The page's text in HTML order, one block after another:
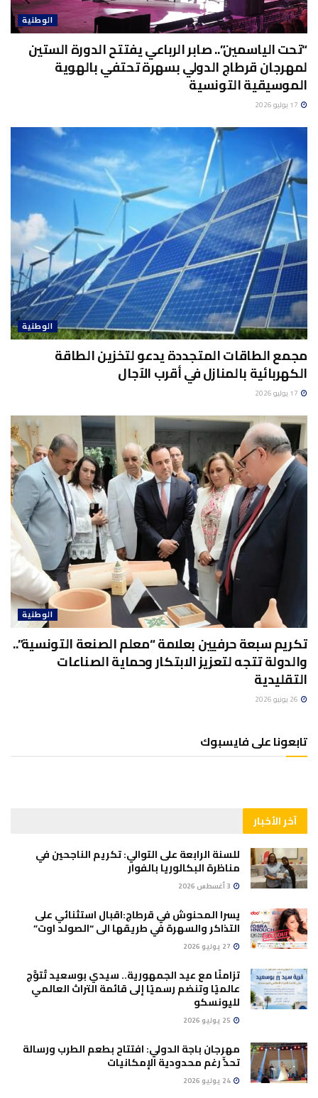
الوطنية
“تحت الياسمين”.. صابر الرباعي يفتتح الدورة الستين
لمهرجان قرطاج الدولي بسهرة تحتفي بالهوية
الموسيقية التونسية
الوطنية
مجمع الطاقات المتجددة يدعو لتخزين الطاقة
الكهربائية بالمنازل في أقرب الآجال
الوطنية
تكريم سبعة حرفيين بعلامة “معلم الصنعة التونسية”..
والدولة تتجه لتعزيز الابتكار وحماية الصناعات
التقليدية
تابعونا على فايسبوك
آخر الأخبار
للسنة الرابعة على التوالي: تكريم الناجحين في
مناظرة البكالوريا بالفوار
يسرا المحنوش في قرطاج:اقبال استثنائي على
التذاكر والسهرة في طريقها الى “الصولد اوت”
تزامنًا مع عيد الجمهورية.. سيدي بوسعيد تُتوَّج
عالميًا وتنضم رسميًا إلى قائمة التراث العالمي
لليونسكو
مهرجان باجة الدولي: افتتاح بطعم الطرب ورسالة
تحدٍّ رغم محدودية الإمكانيات